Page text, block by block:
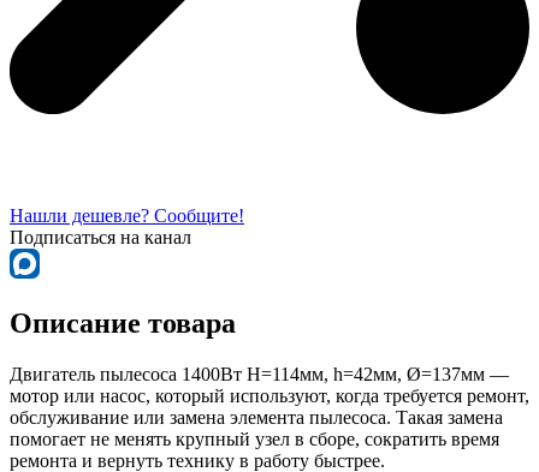
Нашли дешевле? Сообщите!
Подписаться на канал
Описание товара
Двигатель пылесоса 1400Вт H=114мм, h=42мм, Ø=137мм —
мотор или насос, который используют, когда требуется ремонт,
обслуживание или замена элемента пылесоса. Такая замена
помогает не менять крупный узел в сборе, сократить время
ремонта и вернуть технику в работу быстрее.